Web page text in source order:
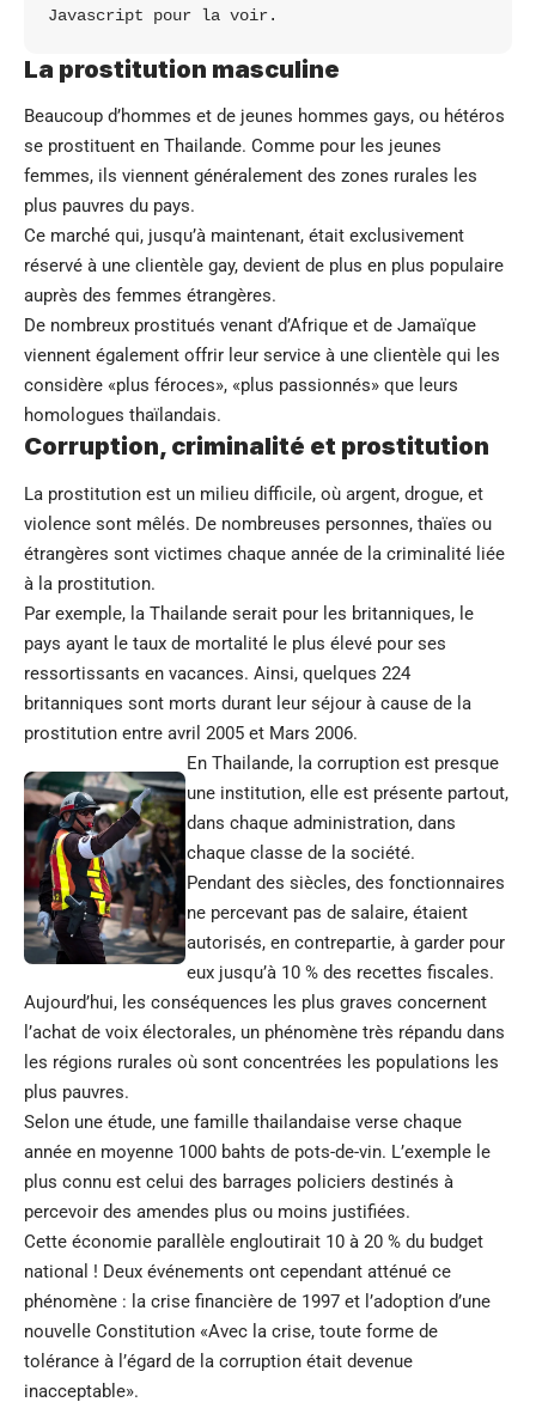
Javascript pour la voir.
La prostitution masculine
Beaucoup d’hommes et de jeunes hommes gays, ou hétéros
se prostituent en Thailande. Comme pour les jeunes
femmes, ils viennent généralement des zones rurales les
plus pauvres du pays.
Ce marché qui, jusqu’à maintenant, était exclusivement
réservé à une clientèle gay, devient de plus en plus populaire
auprès des femmes étrangères.
De nombreux prostitués venant d’Afrique et de Jamaïque
viennent également offrir leur service à une clientèle qui les
considère «plus féroces», «plus passionnés» que leurs
homologues thaïlandais.
Corruption, criminalité et prostitution
La prostitution est un milieu difficile, où argent, drogue, et
violence sont mêlés. De nombreuses personnes, thaïes ou
étrangères sont victimes chaque année de la criminalité liée
à la prostitution.
Par exemple, la Thailande serait pour les britanniques, le
pays ayant le taux de mortalité le plus élevé pour ses
ressortissants en vacances. Ainsi, quelques 224
britanniques sont morts durant leur séjour à cause de la
prostitution entre avril 2005 et Mars 2006.
En Thailande, la corruption est presque
une institution, elle est présente partout,
dans chaque administration, dans
chaque classe de la société.
Pendant des siècles, des fonctionnaires
ne percevant pas de salaire, étaient
autorisés, en contrepartie, à garder pour
eux jusqu’à 10 % des recettes fiscales.
Aujourd’hui, les conséquences les plus graves concernent
l’achat de voix électorales, un phénomène très répandu dans
les régions rurales où sont concentrées les populations les
plus pauvres.
Selon une étude, une famille thailandaise verse chaque
année en moyenne 1000 bahts de pots-de-vin. L’exemple le
plus connu est celui des barrages policiers destinés à
percevoir des amendes plus ou moins justifiées.
Cette économie parallèle engloutirait 10 à 20 % du budget
national ! Deux événements ont cependant atténué ce
phénomène : la crise financière de 1997 et l’adoption d’une
nouvelle Constitution «Avec la crise, toute forme de
tolérance à l’égard de la corruption était devenue
inacceptable».